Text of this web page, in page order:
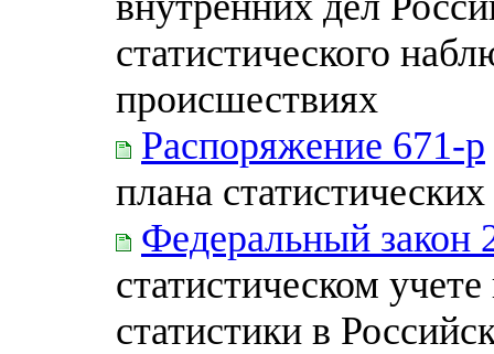
статистического
происшествиях
Распоряжение 671-р
плана
Федеральный закон
статистическом
статистики в